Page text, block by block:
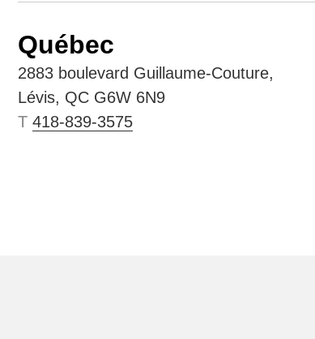
Québec
2883 boulevard Guillaume-Couture,
Lévis, QC G6W 6N9
T 418-839-3575